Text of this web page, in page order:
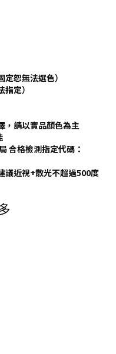
恕無法選色）
定）
，請以實品顏色為主
合格檢測指定代碼：
議近視+散光不超過500度